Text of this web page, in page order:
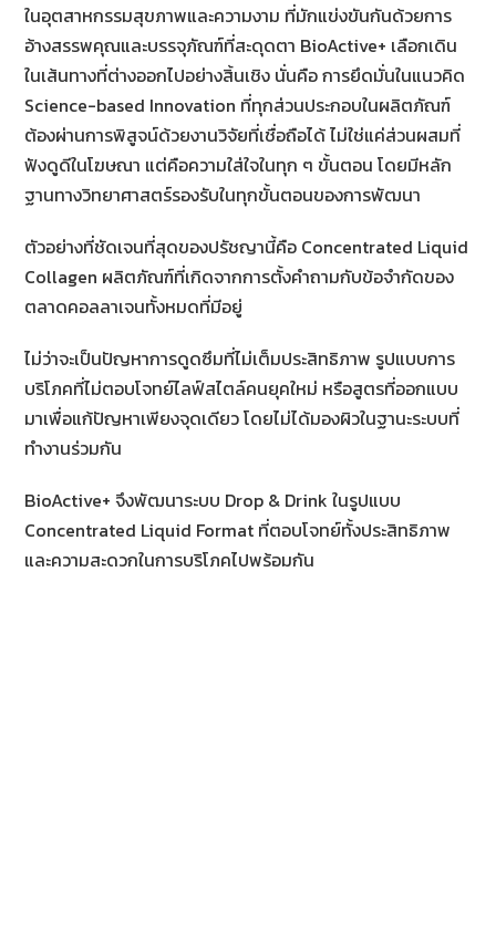
ในอุตสาหกรรมสุขภาพและความงาม ที่มักแข่งขันกันด้วยการ
อ้างสรรพคุณและบรรจุภัณฑ์ที่สะดุดตา BioActive+ เลือกเดิน
ในเส้นทางที่ต่างออกไปอย่างสิ้นเชิง นั่นคือ การยึดมั่นในแนวคิด
Science-based Innovation ที่ทุกส่วนประกอบในผลิตภัณฑ์
ต้องผ่านการพิสูจน์ด้วยงานวิจัยที่เชื่อถือได้ ไม่ใช่แค่ส่วนผสมที่
ฟังดูดีในโฆษณา แต่คือความใส่ใจในทุก ๆ ขั้นตอน โดยมีหลัก
ฐานทางวิทยาศาสตร์รองรับในทุกขั้นตอนของการพัฒนา
ตัวอย่างที่ชัดเจนที่สุดของปรัชญานี้คือ Concentrated Liquid
Collagen ผลิตภัณฑ์ที่เกิดจากการตั้งคำถามกับข้อจำกัดของ
ตลาดคอลลาเจนทั้งหมดที่มีอยู่
ไม่ว่าจะเป็นปัญหาการดูดซึมที่ไม่เต็มประสิทธิภาพ รูปแบบการ
บริโภคที่ไม่ตอบโจทย์ไลฟ์สไตล์คนยุคใหม่ หรือสูตรที่ออกแบบ
มาเพื่อแก้ปัญหาเพียงจุดเดียว โดยไม่ได้มองผิวในฐานะระบบที่
ทำงานร่วมกัน
BioActive+ จึงพัฒนาระบบ Drop & Drink ในรูปแบบ
Concentrated Liquid Format ที่ตอบโจทย์ทั้งประสิทธิภาพ
และความสะดวกในการบริโภคไปพร้อมกัน